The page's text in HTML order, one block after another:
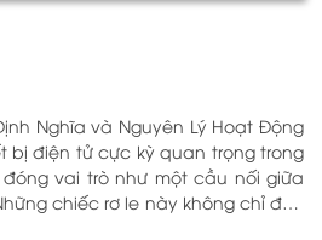
bị điện tử cực kỳ quan trọng trong
vai trò như một cầu nối giữa
chiếc rơ le này không chỉ đơn